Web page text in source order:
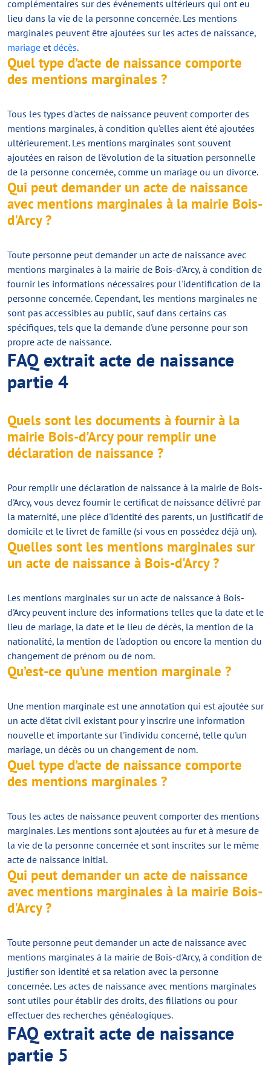
complémentaires sur des événements ultérieurs qui ont eu
lieu dans la vie de la personne concernée. Les mentions
marginales peuvent être ajoutées sur les actes de naissance,
mariage etdécès.
Quel type d’acte de naissance comporte
des mentions marginales ?
Tous les types d'actes de naissance peuvent comporter des
mentions marginales, à condition qu'elles aient été ajoutées
ultérieurement. Les mentions marginales sont souvent
ajoutées en raison de l'évolution de la situation personnelle
de la personne concernée, comme un mariage ou un divorce.
Qui peut demander un acte de naissance
avec mentions marginales à la mairie Bois-
d'Arcy ?
Toute personne peut demander un acte de naissance avec
mentions marginales à la mairie de Bois-d'Arcy, à condition de
fournir les informations nécessaires pour l'identification de la
personne concernée. Cependant, les mentions marginales ne
sont pas accessibles au public, sauf dans certains cas
spécifiques, tels que la demande d'une personne pour son
propre acte de naissance.
FAQ extrait acte de naissance
partie 4
Quels sont les documents à fournir à la
mairie Bois-d'Arcy pour remplir une
déclaration de naissance ?
Pour remplir une déclaration de naissance à la mairie de Bois-
d'Arcy, vous devez fournir le certificat de naissance délivré par
la maternité, une pièce d'identité des parents, un justificatif de
domicile et le livret de famille (si vous en possédez déjà un).
Quelles sont les mentions marginales sur
un acte de naissance à Bois-d'Arcy ?
Les mentions marginales sur un acte de naissance à Bois-
d'Arcy peuvent inclure des informations telles que la date et le
lieu de mariage, la date et le lieu de décès, la mention de la
nationalité, la mention de l'adoption ou encore la mention du
changement de prénom ou de nom.
Qu’est-ce qu’une mention marginale ?
Une mention marginale est une annotation qui est ajoutée sur
un acte d'état civil existant pour y inscrire une information
nouvelle et importante sur l'individu concerné, telle qu'un
mariage, un décès ou un changement de nom.
Quel type d’acte de naissance comporte
des mentions marginales ?
Tous les actes de naissance peuvent comporter des mentions
marginales. Les mentions sont ajoutées au fur et à mesure de
la vie de la personne concernée et sont inscrites sur le même
acte de naissance initial.
Qui peut demander un acte de naissance
avec mentions marginales à la mairie Bois-
d'Arcy ?
Toute personne peut demander un acte de naissance avec
mentions marginales à la mairie de Bois-d'Arcy, à condition de
justifier son identité et sa relation avec la personne
concernée. Les actes de naissance avec mentions marginales
sont utiles pour établir des droits, des filiations ou pour
effectuer des recherches généalogiques.
FAQ extrait acte de naissance
partie 5